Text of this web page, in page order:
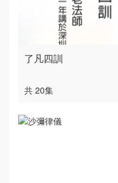
了凡四訓
共 20集